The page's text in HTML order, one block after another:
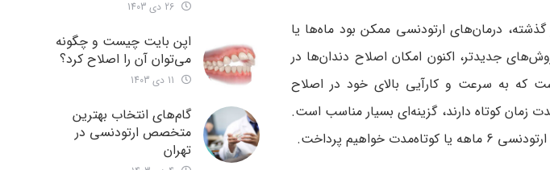
درمان‌های ارتودنسی ممکن بود ماه‌ها یا
جدیدتر، اکنون امکان اصلاح دندان‌ها در
که به سرعت و کارآیی بالای خود در اصلاح
کوتاه دارند، گزینه‌ای بسیار مناسب است.
پرداخت.
اپن بایت چیست و چگونه
می‌توان آن را اصلاح کرد؟
گام‌های انتخاب بهترین
متخصص ارتودنسی در
تهران